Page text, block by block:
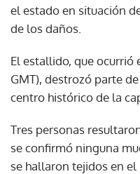
el estado en situación
de los daños.
El estallido, que ocurrió
GMT), destrozó parte
centro histórico de la
Tres personas
se confirmó ninguna
se hallaron tejidos en